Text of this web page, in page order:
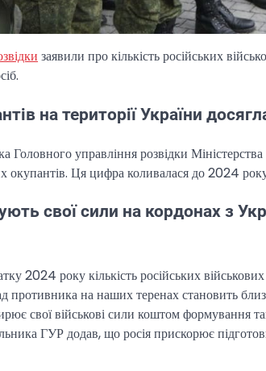
заявили про кількість російських
на території України
Головного управління розвідки
окупантів. Ця цифра коливалася до 2024
свої сили на кордонах з
2024 року кількість російських
противника на наших теренах становить
свої військові сили коштом формування
ГУР додав, що росія прискорює